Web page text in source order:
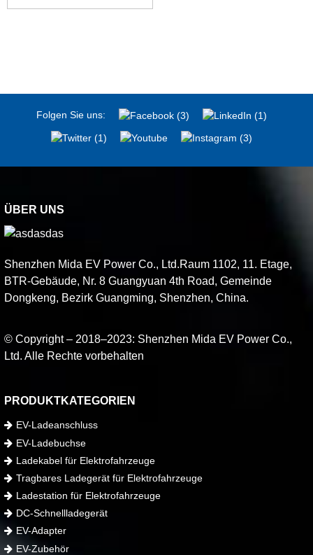
Folgen Sie uns:
ÜBER UNS
Shenzhen Mida EV Power Co., Ltd.Raum 1102, 11. Etage,
BTR-Gebäude, Nr. 8 Guangyuan 4th Road, Gemeinde
Dongkeng, Bezirk Guangming, Shenzhen, China.
© Copyright – 2018–2023: Shenzhen Mida EV Power Co.,
Ltd. Alle Rechte vorbehalten
PRODUKTKATEGORIEN
EV-Ladeanschluss
EV-Ladebuchse
Ladekabel für Elektrofahrzeuge
Tragbares Ladegerät für Elektrofahrzeuge
Ladestation für Elektrofahrzeuge
DC-Schnellladegerät
EV-Adapter
EV-Zubehör